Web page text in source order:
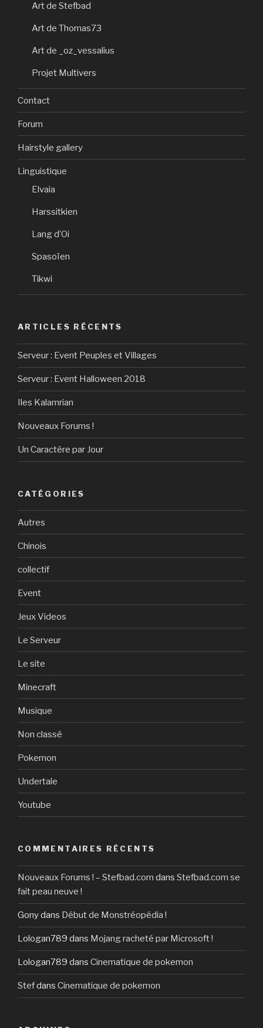
Art de Stefbad
Art de Thomas73
Art de _oz_vessalius
Projet Multivers
Contact
Forum
Hairstyle gallery
Linguistique
Elvaia
Harssitkien
Lang d’Oi
Spasoïen
Tikwi
ARTICLES RÉCENTS
Serveur : Event Peuples et Villages
Serveur : Event Halloween 2018
Iles Kalamrian
Nouveaux Forums !
Un Caractère par Jour
CATÉGORIES
Autres
Chinois
collectif
Event
Jeux Videos
Le Serveur
Le site
Minecraft
Musique
Non classé
Pokemon
Undertale
Youtube
COMMENTAIRES RÉCENTS
Nouveaux Forums ! – Stefbad.com dans Stefbad.com se
fait peau neuve !
Gonydans Début de Monstréopédia !
Lologan789 dans Mojang racheté par Microsoft !
Lologan789 dans Cinematique de pokemon
Stefdans Cinematique de pokemon